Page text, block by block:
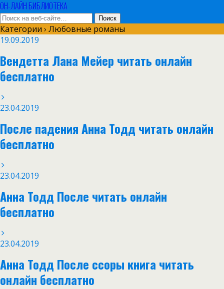
ОН-ЛАЙН БИБЛИОТЕКА
Категории › Любовные романы
19.09.2019
Вендетта Лана Мейер читать онлайн
бесплатно
23.04.2019
После падения Анна Тодд читать онлайн
бесплатно
23.04.2019
Анна Тодд После читать онлайн
бесплатно
23.04.2019
Анна Тодд После ссоры книга читать
онлайн бесплатно